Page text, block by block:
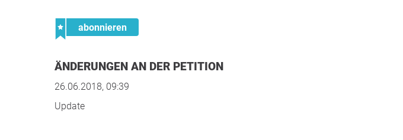
abonnieren
ÄNDERUNGEN AN DER PETITION
26.06.2018, 09:39
Update